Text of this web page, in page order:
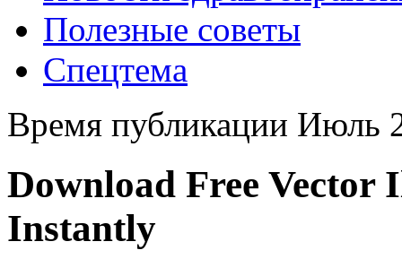
Полезные советы
Спецтема
Время публикации Июль
Download Free
Instantly